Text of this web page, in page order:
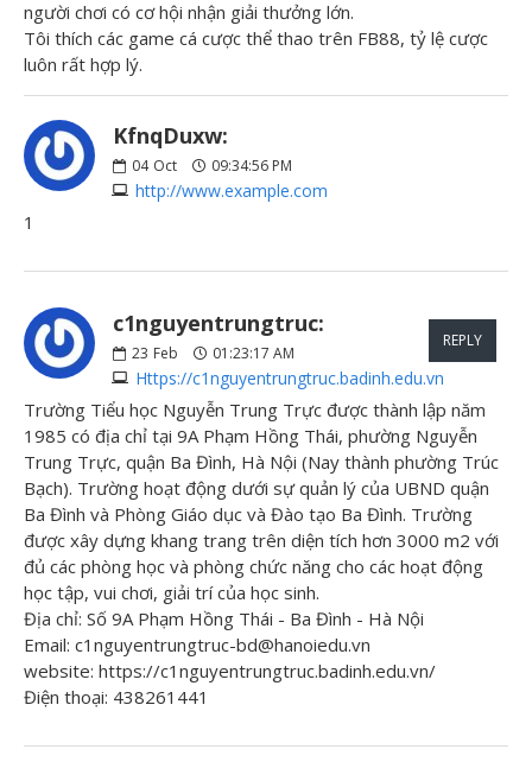
người chơi có cơ hội nhận giải thưởng lớn.
Tôi thích các game cá cược thể thao trên FB88, tỷ lệ cược
luôn rất hợp lý.
KfnqDuxw:
04 Oct 09:34:56 PM
http://www.example.com
1
c1nguyentrungtruc:
23 Feb 01:23:17 AM
Https://c1nguyentrungtruc.badinh.edu.vn
REPLY
Trường Tiểu học Nguyễn Trung Trực được thành lập năm
1985 có địa chỉ tại 9A Phạm Hồng Thái, phường Nguyễn
Trung Trực, quận Ba Đình, Hà Nội (Nay thành phường Trúc
Bạch). Trường hoạt động dưới sự quản lý của UBND quận
Ba Đình và Phòng Giáo dục và Đào tạo Ba Đình. Trường
được xây dựng khang trang trên diện tích hơn 3000 m2 với
đủ các phòng học và phòng chức năng cho các hoạt động
học tập, vui chơi, giải trí của học sinh.
Địa chỉ: Số 9A Phạm Hồng Thái - Ba Đình - Hà Nội
Email: c1nguyentrungtruc-bd@hanoiedu.vn
website: https://c1nguyentrungtruc.badinh.edu.vn/
Điện thoại: 438261441